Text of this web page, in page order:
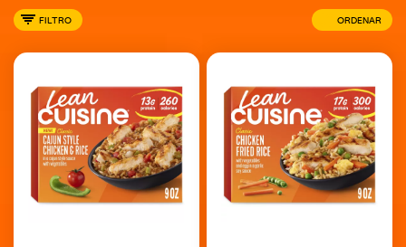
FILTRO ORDENAR